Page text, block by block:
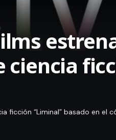
ciencia
ficción “Liminal” basado en el